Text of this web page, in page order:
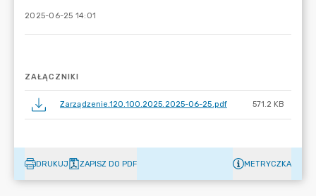
2025-06-25 14:01
ZAŁĄCZNIKI
Zarządzenie.120.100.2025.2025-06-25.pdf 571.2 KB
DRUKUJ ZAPISZ DO PDF METRYCZKA